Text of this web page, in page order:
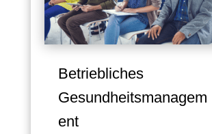
Betriebliches
Gesundheitsmanagem
ent